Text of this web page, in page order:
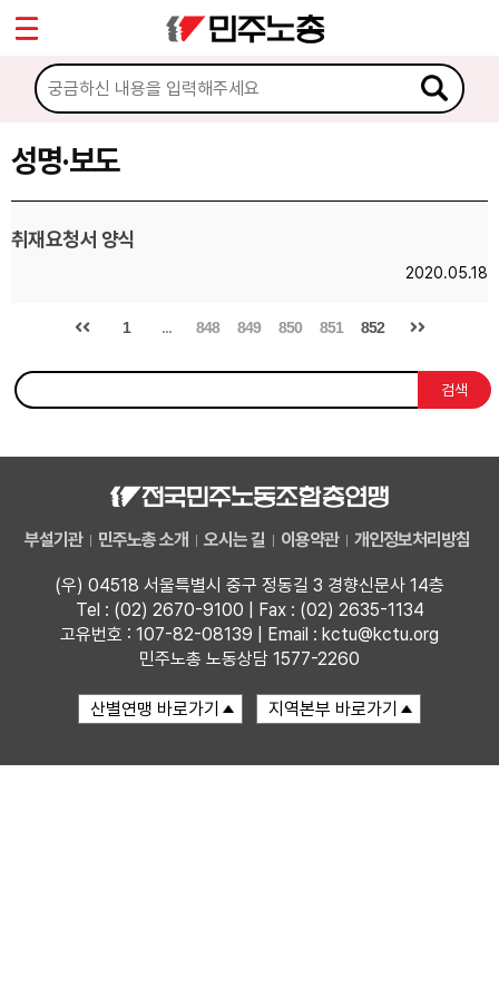
성명·보도
취재요청서 양식
2020.05.18
1 ... 848 849 850 851 852
검색
부설기관 민주노총 소개 오시는 길 이용약관 개인정보처리방침
(우) 04518 서울특별시 중구 정동길 3 경향신문사 14층
Tel : (02) 2670-9100 | Fax : (02) 2635-1134
고유번호 : 107-82-08139 | Email : kctu@kctu.org
민주노총 노동상담 1577-2260
마이페이지
소개
소식
공지사항
성명·보도
업무
Sketchbook5, 스케치북5
Sketchbook5, 스케치북5